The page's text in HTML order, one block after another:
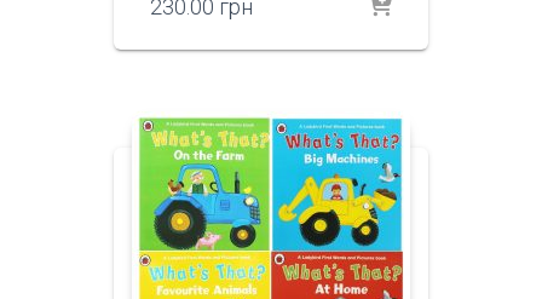
230.00 грн